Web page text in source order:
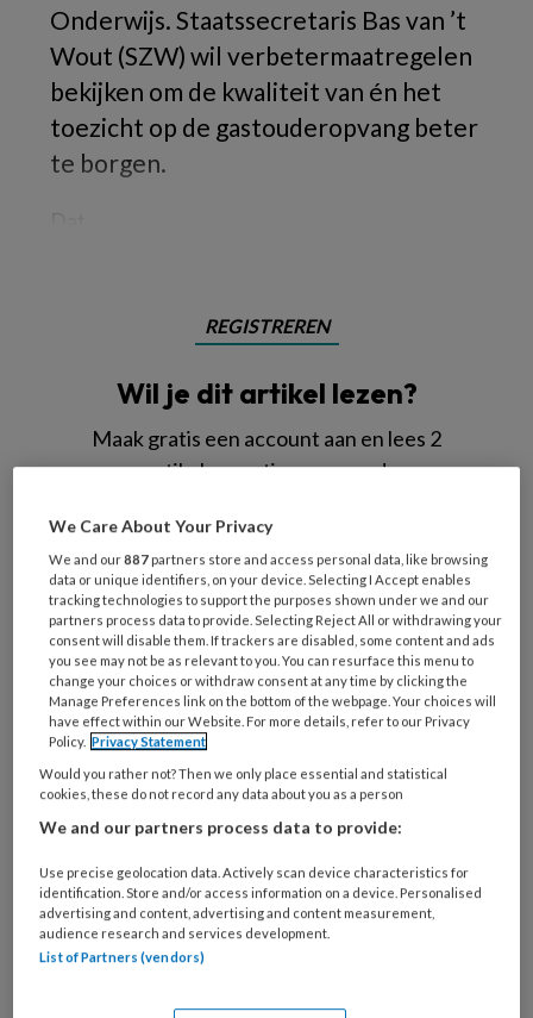
Onderwijs. Staatssecretaris Bas van ’t
Wout (SZW) wil verbetermaatregelen
bekijken om de kwaliteit van én het
toezicht op de gastouderopvang beter
te borgen.
REGISTREREN
Wil je dit artikel lezen?
Maak gratis een account aan en lees 2
artikelen gratis per maand
Al een account of abonnement?
Wat
is
je
e-
mailadres?
* *
Kies
je
wachtwoord*
Kies
functie
Bij
welke
organisatie
werk
We Care About Your Privacy
We and our887 partners store and access personal data, like browsing
data or unique identifiers, on your device. Selecting I Accept enables
tracking technologies to support the purposes shown under we and our
partners process data to provide. Selecting Reject All or withdrawing your
consent will disable them. If trackers are disabled, some content and ads
you see may not be as relevant to you. You can resurface this menu to
change your choices or withdraw consent at any time by clicking the
Manage Preferences link on the bottom of the webpage. Your choices will
have effect within our Website. For more details, refer to our Privacy
Policy. Privacy Statement
Would you rather not? Then we only place essential and statistical
cookies, these do not record any data about you as a person
We and our partners process data to provide:
Use precise geolocation data. Actively scan device characteristics for
identification. Store and/or access information on a device. Personalised
advertising and content, advertising and content measurement,
audience research and services development.
List of Partners (vendors)